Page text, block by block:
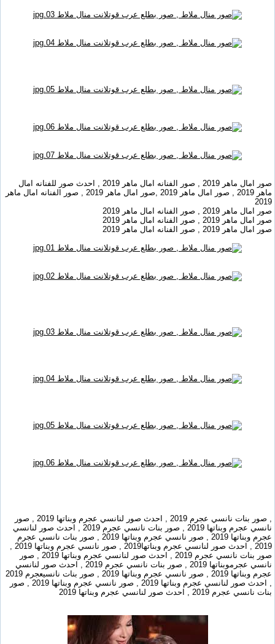
صور امال ماهر 2019 , صور الفنانه امال ماهر 2019 , احدث صور للفنانه امال
ماهر 2019 , صور امال ماهر 2019 ,صور امال ماهر 2019 , صور الفنانه امال ماهر
2019
صور امال ماهر 2019 , صور الفنانه امال ماهر 2019
صور امال ماهر 2019 , صور الفنانه امال ماهر 2019
صور امال ماهر 2019 , صور الفنانه امال ماهر 2019
, صور بنات نانسي عجرم 2019 , احدث صور لنانسي عجرم وبناتها 2019 , صور
نانسي عجرم وبناتها 2019 , صور بنات نانسي عجرم 2019 , احدث صور لنانسي
عجرم وبناتها 2019 , صور نانسي عجرم وبناتها 2019 , صور بنات نانسي عجرم
2019 , احدث صور لنانسي عجرم وبناتها2019 , صور نانسي عجرم وبناتها 2019 ,
صور بنات نانسي عجرم 2019 , احدث صور لنانسي عجرم وبناتها 2019 , صور
نانسي عجرموبناتها 2019 , صور بنات نانسي عجرم 2019 , احدث صور لنانسي
عجرم وبناتها 2019 , صور نانسي عجرم وبناتها 2019 , صور بنات نانسيعجرم 2019
, احدث صور لنانسي عجرم وبناتها 2019 , صور نانسي عجرم وبناتها 2019 , صور
بنات نانسي عجرم 2019 , احدث صور لنانسي عجرم وبناتها 2019